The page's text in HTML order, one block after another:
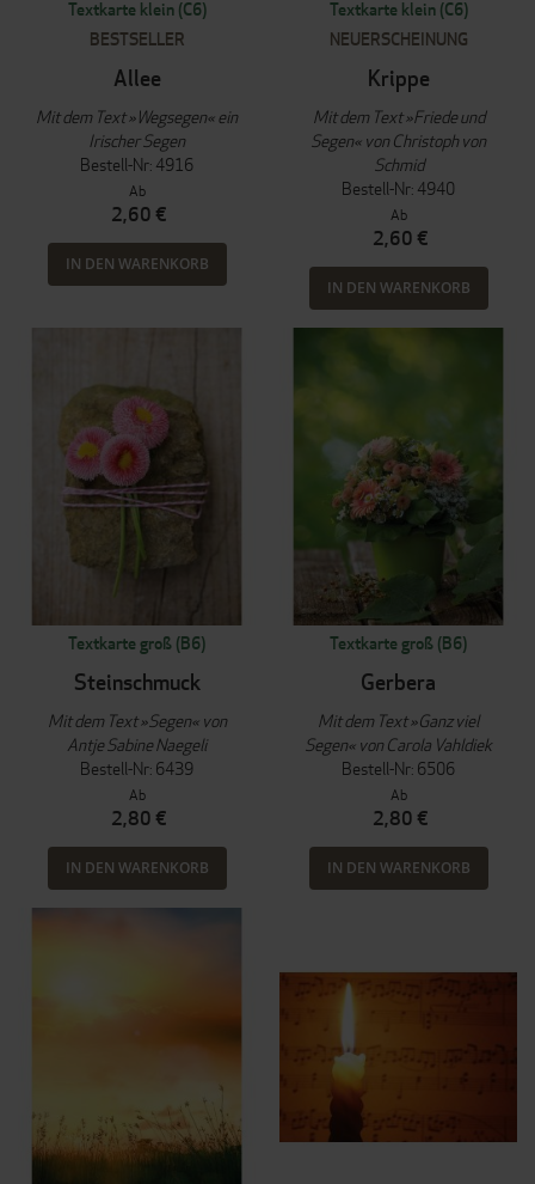
Textkarte klein (C6)
BESTSELLER
Allee
Mit dem Text »Wegsegen« ein
Irischer Segen
Bestell-Nr: 4916
Ab
2,60 €
IN DEN WARENKORB
Textkarte klein (C6)
NEUERSCHEINUNG
Krippe
Mit dem Text »Friede und
Segen« von Christoph von
Schmid
Bestell-Nr: 4940
Ab
2,60 €
IN DEN WARENKORB
Textkarte groß (B6)
Steinschmuck
Mit dem Text »Segen« von
Antje Sabine Naegeli
Bestell-Nr: 6439
Ab
2,80 €
IN DEN WARENKORB
Textkarte groß (B6)
Gerbera
Mit dem Text »Ganz viel
Segen« von Carola Vahldiek
Bestell-Nr: 6506
Ab
2,80 €
IN DEN WARENKORB